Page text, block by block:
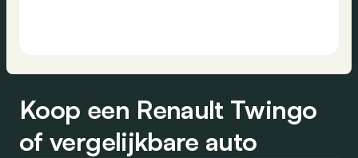
Koop een Renault Twingo
of vergelijkbare auto